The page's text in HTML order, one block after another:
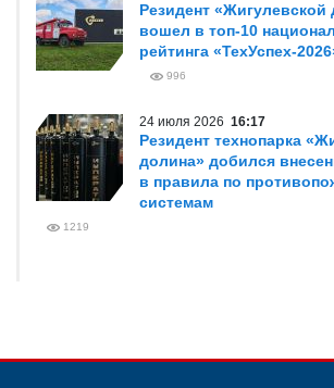
Резидент
вошел в топ-10
рейтинга «ТехУспех-
996
24 июля 2026 16:17
Резидент технопарка
долина» добился
в правила по
системам
1219